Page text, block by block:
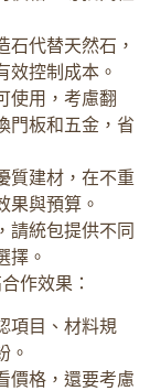
石代替天然石，
效控制成本。
使用，考慮翻
門板和五金，省
質建材，在不重
果與預算。
請統包提供不同
擇。
作效果：
項目、材料規
。
價格，還要考慮